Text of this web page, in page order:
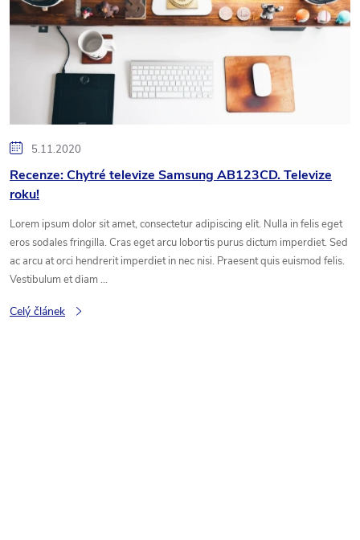
i
l
á
n
k
ů
5.11.2020
Recenze: Chytré televize Samsung AB123CD. Televize
roku!
Lorem ipsum dolor sit amet, consectetur adipiscing elit. Nulla in felis eget
eros sodales fringilla. Cras eget arcu lobortis purus dictum imperdiet. Sed
ac arcu at orci hendrerit imperdiet in nec nisi. Praesent quis euismod felis.
Vestibulum et diam ...
Celý článek